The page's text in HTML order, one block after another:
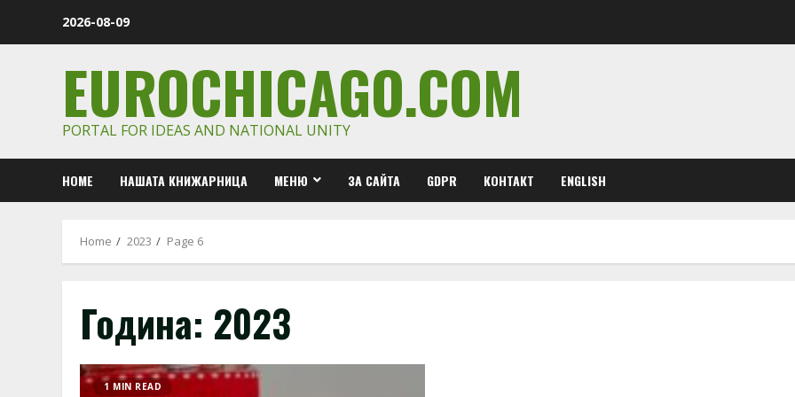
2026-08-09
EUROCHICAGO.COM
PORTAL FOR IDEAS AND NATIONAL UNITY
HOME НАШАТА КНИЖАРНИЦА МЕНЮ ЗА САЙТА GDPR КОНТАКТ ENGLISH
Home 2023 Page 6
Година: 2023
1 MIN READ